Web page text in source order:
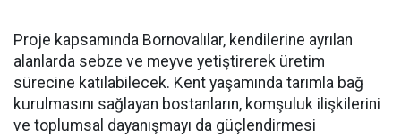
Proje kapsamında Bornovalılar, kendilerine ayrılan
alanlarda sebze ve meyve yetiştirerek üretim
sürecine katılabilecek. Kent yaşamında tarımla bağ
kurulmasını sağlayan bostanların, komşuluk ilişkilerini
ve toplumsal dayanışmayı da güçlendirmesi